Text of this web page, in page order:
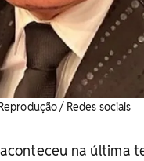
/ Redes sociais
na última